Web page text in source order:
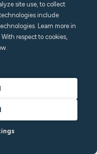
boletín
site use, to collect
include
Learn more in
respect to cookies,